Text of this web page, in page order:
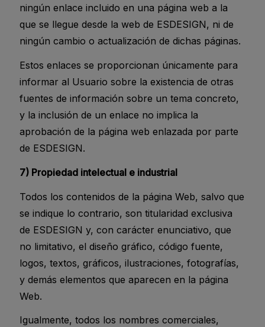
ningún enlace incluido en una página web a la
que se llegue desde la web de ESDESIGN, ni de
ningún cambio o actualización de dichas páginas.
Estos enlaces se proporcionan únicamente para
informar al Usuario sobre la existencia de otras
fuentes de información sobre un tema concreto,
y la inclusión de un enlace no implica la
aprobación de la página web enlazada por parte
de ESDESIGN.
7) Propiedad intelectual e industrial
Todos los contenidos de la página Web, salvo que
se indique lo contrario, son titularidad exclusiva
de ESDESIGN y, con carácter enunciativo, que
no limitativo, el diseño gráfico, código fuente,
logos, textos, gráficos, ilustraciones, fotografías,
y demás elementos que aparecen en la página
Web.
Igualmente, todos los nombres comerciales,